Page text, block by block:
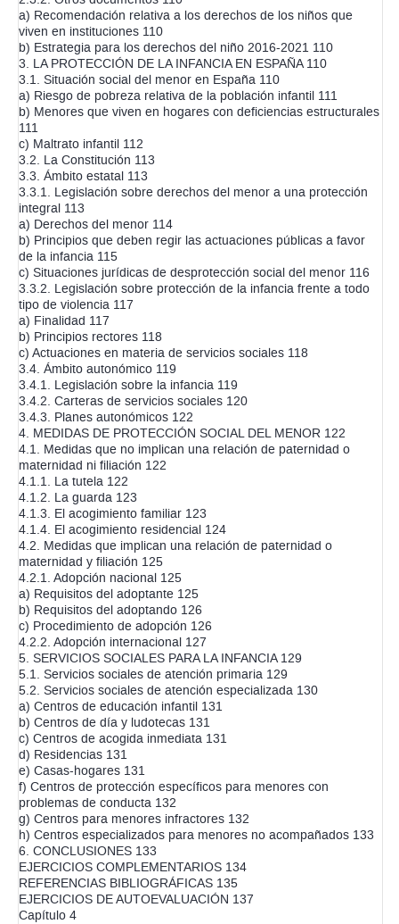
a) Recomendación relativa a los derechos de los niños que
viven en instituciones 110
b) Estrategia para los derechos del niño 2016-2021 110
3. LA PROTECCIÓN DE LA INFANCIA EN ESPAÑA 110
3.1. Situación social del menor en España 110
a) Riesgo de pobreza relativa de la población infantil 111
b) Menores que viven en hogares con deficiencias estructurales
111
c) Maltrato infantil 112
3.2. La Constitución 113
3.3. Ámbito estatal 113
3.3.1. Legislación sobre derechos del menor a una protección
integral 113
a) Derechos del menor 114
b) Principios que deben regir las actuaciones públicas a favor
de la infancia 115
c) Situaciones jurídicas de desprotección social del menor 116
3.3.2. Legislación sobre protección de la infancia frente a todo
tipo de violencia 117
a) Finalidad 117
b) Principios rectores 118
c) Actuaciones en materia de servicios sociales 118
3.4. Ámbito autonómico 119
3.4.1. Legislación sobre la infancia 119
3.4.2. Carteras de servicios sociales 120
3.4.3. Planes autonómicos 122
4. MEDIDAS DE PROTECCIÓN SOCIAL DEL MENOR 122
4.1. Medidas que no implican una relación de paternidad o
maternidad ni filiación 122
4.1.1. La tutela 122
4.1.2. La guarda 123
4.1.3. El acogimiento familiar 123
4.1.4. El acogimiento residencial 124
4.2. Medidas que implican una relación de paternidad o
maternidad y filiación 125
4.2.1. Adopción nacional 125
a) Requisitos del adoptante 125
b) Requisitos del adoptando 126
c) Procedimiento de adopción 126
4.2.2. Adopción internacional 127
5. SERVICIOS SOCIALES PARA LA INFANCIA 129
5.1. Servicios sociales de atención primaria 129
5.2. Servicios sociales de atención especializada 130
a) Centros de educación infantil 131
b) Centros de día y ludotecas 131
c) Centros de acogida inmediata 131
d) Residencias 131
e) Casas-hogares 131
f) Centros de protección específicos para menores con
problemas de conducta 132
g) Centros para menores infractores 132
h) Centros especializados para menores no acompañados 133
6. CONCLUSIONES 133
EJERCICIOS COMPLEMENTARIOS 134
REFERENCIAS BIBLIOGRÁFICAS 135
EJERCICIOS DE AUTOEVALUACIÓN 137
Capítulo 4